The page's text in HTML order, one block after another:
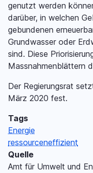
genutzt werden
darüber, in welchen
gebundenen
Grundwasser oder
sind. Diese
Massnahmenblättern
Der Regierungsrat
März 2020 fest.
Tags
Energie
ressourceneffizient
Quelle
Amt für Umwelt und